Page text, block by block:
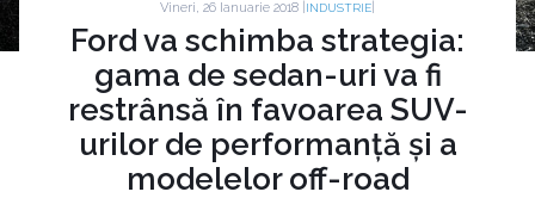
Vineri, 26 Ianuarie 2018 | INDUSTRIE
Ford va schimba strategia:
gama de sedan-uri va fi
restrânsă în favoarea SUV-
urilor de performanță și a
modelelor off-road